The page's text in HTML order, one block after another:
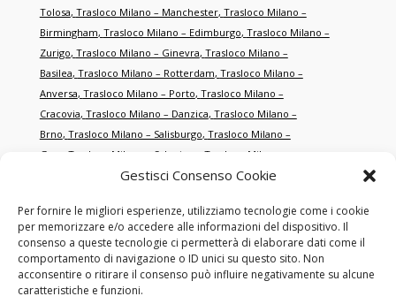
Gestisci Consenso Cookie
Per fornire le migliori esperienze, utilizziamo tecnologie come i cookie
per memorizzare e/o accedere alle informazioni del dispositivo. Il
consenso a queste tecnologie ci permetterà di elaborare dati come il
comportamento di navigazione o ID unici su questo sito. Non
acconsentire o ritirare il consenso può influire negativamente su alcune
caratteristiche e funzioni.
Tolosa, Trasloco Milano – Manchester, Trasloco Milano –
Birmingham, Trasloco Milano – Edimburgo, Trasloco Milano –
Zurigo, Trasloco Milano – Ginevra, Trasloco Milano –
Basilea, Trasloco Milano – Rotterdam, Trasloco Milano –
Anversa, Trasloco Milano – Porto, Trasloco Milano –
Cracovia, Trasloco Milano – Danzica, Trasloco Milano –
Brno, Trasloco Milano – Salisburgo, Trasloco Milano –
Graz
Trasloco Milano – Salonicco
Trasloco Milano –
Trasloco Milano – Istanbul,Trasloco Milano –
Dhabi, Trasloco Milano – Doha, Trasloco Milano –
Trasloco Milano – Hong Kong ,Trasloco Milano – New
York,Trasloco Milano – Miami, Trasloco Milano – Los
Angeles, Trasloco Milano – Toronto, Trasloco Milano –
Montréal,Trasloco Milano – Sydney